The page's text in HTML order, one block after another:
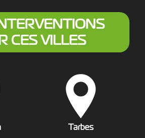
CES VILLES
Tarbes